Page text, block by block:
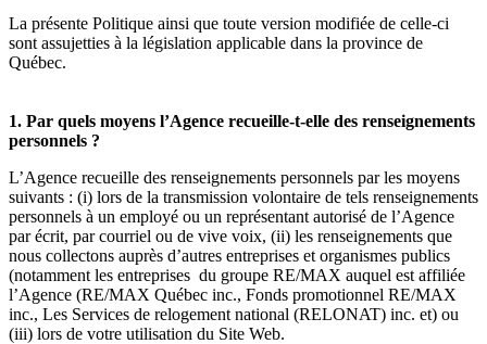
La présente Politique ainsi que toute version modifiée de celle-ci
sont assujetties à la législation applicable dans la province de
Québec.
1. Par quels moyens l’Agence recueille-t-elle des renseignements
personnels ?
L’Agence recueille des renseignements personnels par les moyens
suivants : (i) lors de la transmission volontaire de tels renseignements
personnels à un employé ou un représentant autorisé de l’Agence
par écrit, par courriel ou de vive voix, (ii) les renseignements que
nous collectons auprès d’autres entreprises et organismes publics
(notamment les entreprises du groupe RE/MAX auquel est affiliée
l’Agence (RE/MAX Québec inc., Fonds promotionnel RE/MAX
inc., Les Services de relogement national (RELONAT) inc. et) ou
(iii) lors de votre utilisation du Site Web.